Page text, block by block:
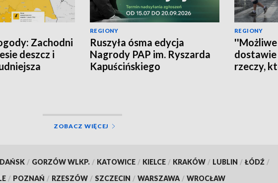
Zachodni
deszcz i
REGIONY
Ruszyła ósma edycja
Nagrody PAP im. Ryszarda
Kapuścińskiego
REGIONY
dostawie
rzeczy,
ZOBACZ WIĘCEJ
/ GORZÓW WLKP. / KATOWICE / KIELCE / KRAKÓW / LUBLIN / ŁÓDŹ /
/ POZNAŃ / RZESZÓW / SZCZECIN / WARSZAWA / WROCŁAW